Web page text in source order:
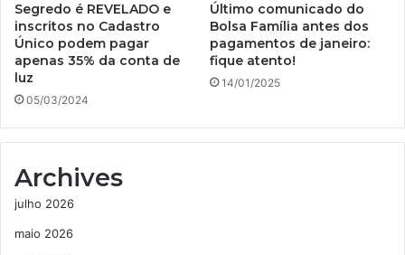
Segredo é REVELADO e
inscritos no Cadastro
Único podem pagar
apenas 35% da conta de
luz
05/03/2024
Último comunicado do
Bolsa Família antes dos
pagamentos de janeiro:
fique atento!
14/01/2025
Archives
julho 2026
maio 2026